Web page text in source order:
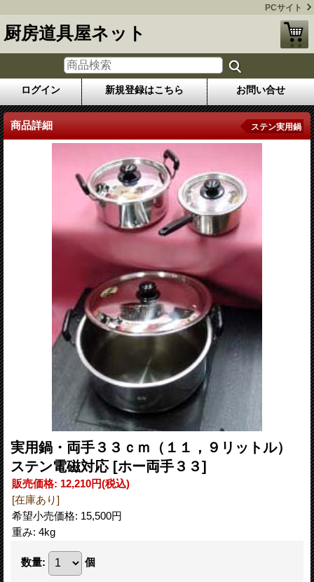
PCサイト
厨房道具屋ネット
ログイン 新規登録はこちら お問い合せ
商品詳細 ステン実用鍋
実用鍋・両手３３ｃｍ（１１，９リットル）
ステン電磁対応 [ホー両手３３]
販売価格: 12,210円(税込)
[在庫あり]
希望小売価格: 15,500円
重み: 4kg
数量: 個